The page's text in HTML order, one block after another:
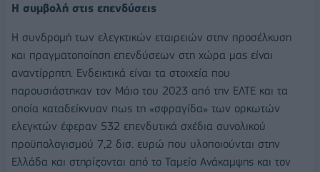
Η συμβολή στις επενδύσεις
Η συνδρομή των ελεγκτικών εταιρειών στην προσέλκυση
και πραγματοποίηση επενδύσεων στη χώρα μας είναι
αναντίρρητη. Ενδεικτικά είναι τα στοιχεία που
παρουσιάστηκαν τον Μάιο του 2023 από την ΕΛΤΕ και τα
οποία καταδείκνυαν πως τη «σφραγίδα» των ορκωτών
ελεγκτών έφεραν 532 επενδυτικά σχέδια συνολικού
προϋπολογισμού 7,2 δισ. ευρώ που υλοποιούνται στην
Ελλάδα και στηρίζονται από το Ταμείο Ανάκαμψης και τον